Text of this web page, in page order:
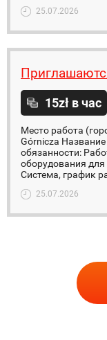
25.07.2026
15zł в час
Место работа
Górnicza
обязанности:
оборудования
Система, график
25.07.2026